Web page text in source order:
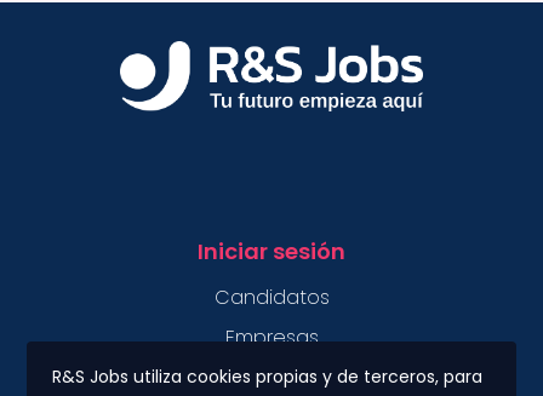
R&S Jobs utiliza cookies propias y de terceros, para
Iniciar sesión
Candidatos
Empresas